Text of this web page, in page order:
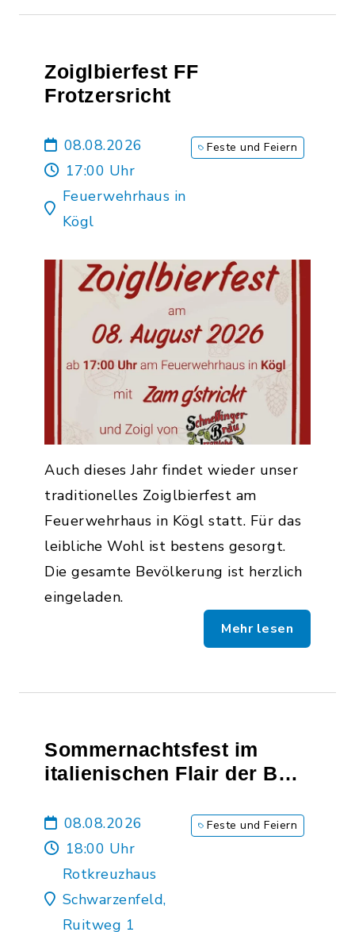
Zoiglbierfest FF
Frotzersricht
08.08.2026
17:00 Uhr
Feuerwehrhaus in
Kögl
Feste und Feiern
Auch dieses Jahr findet wieder unser
traditionelles Zoiglbierfest am
Feuerwehrhaus in Kögl statt. Für das
leibliche Wohl ist bestens gesorgt.
Die gesamte Bevölkerung ist herzlich
eingeladen.
Mehr lesen
Sommernachtsfest im
italienischen Flair der BRK
Schwarzenfeld
08.08.2026
18:00 Uhr
Rotkreuzhaus
Schwarzenfeld,
Ruitweg 1
Feste und Feiern